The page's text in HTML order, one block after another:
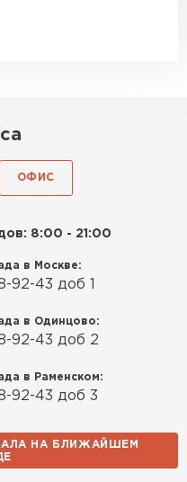
ОФИС
8:00 - 21:00
в Москве:
92-43 доб 1
в Одинцово:
92-43 доб 2
в Раменском:
92-43 доб 3
НА БЛИЖАЙШЕМ